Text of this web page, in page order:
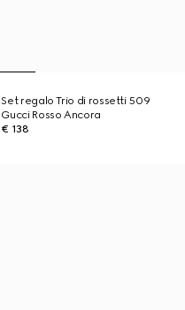
Set regalo Trio di rossetti 509
Gucci Rosso Ancora
€ 138